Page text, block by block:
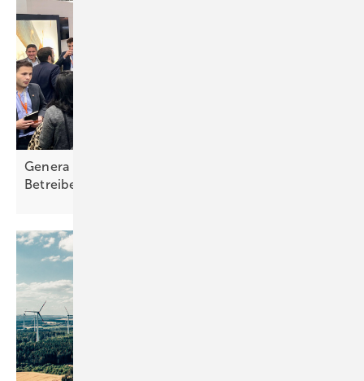
Genera – starke Impulse für hybride
Betreibermodelle